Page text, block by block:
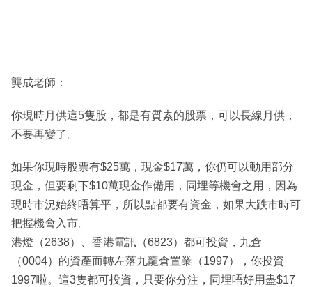
龔成老師：
你現時月供這5隻股，都是有質素的股票，可以長線月供，
不要再變了。
如果你現時股票有$25萬，現金$17萬，你仍可以動用部分
現金，但要剩下$10萬現金作備用，同埋等機會之用，因為
現時市況始終唔算平，所以點都要有資金，如果大跌市時可
把握機會入市。
港燈（2638）、香港電訊（6823）都可投資，九倉
（0004）的資產而轉左落九龍倉置業（1997），你投資
1997啦。這3隻都可投資，只要你分注，同埋唔好用盡$17